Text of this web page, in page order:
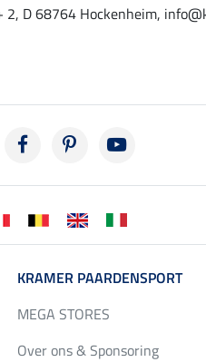
2, D 68764 Hockenheim,
KRAMER PAARDENSPORT
MEGA STORES
Over ons & Sponsoring